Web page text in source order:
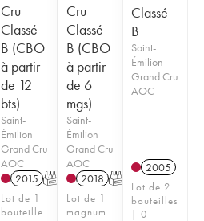
Cru
Classé
B (CBO
à partir
de 12
bts)
Saint-
Émilion
Grand Cru
AOC
2015 T
Lot de 1
bouteille
Cru
Classé
B (CBO
à partir
de 6
mgs)
Saint-
Émilion
Grand Cru
AOC
2018 T
Lot de 1
magnum
Classé
B
Saint-
Émilion
Grand Cru
AOC
2005
Lot de 2
bouteilles
| 0